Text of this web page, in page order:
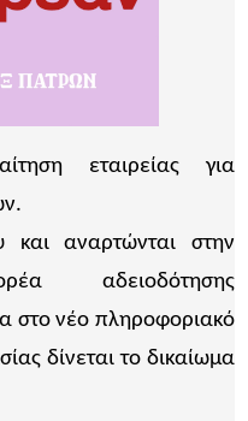
εταιρείας για
και αναρτώνται στην
αδειοδότησης
στο νέο πληροφοριακό
δίνεται το δικαίωμα